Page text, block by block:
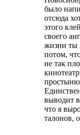
было
отсюда
этого
своего
жизни ты
потом,
не так
выводит
что я
талонов,